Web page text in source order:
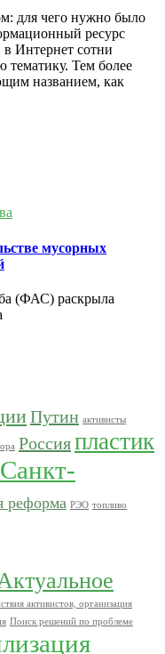
для чего нужно было
ресурс
в Интернет сотни
тематику. Тем более
названием, как
мусорных
(ФАС) раскрыла
Путин активисты
Россияпластик
Санкт-
реформа РЭО топливо
активистов, организация
Поиск решений по проблеме